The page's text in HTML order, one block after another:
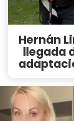
Hernán
llegada